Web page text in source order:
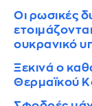
Οι ρωσικές
ουκρανικό
Ξεκινά ο
Θερμαϊκού